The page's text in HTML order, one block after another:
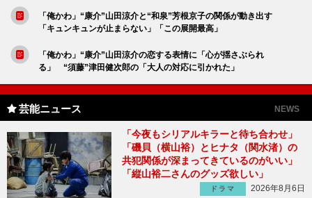
「俺かわ」“康介”山田涼介と“和泉”芳根京子の関係が動き出す
「キュンキュンが止まらない」「この展開最高」
「俺かわ」“康介”山田涼介の恋する表情に「心が揺さぶられ
る」 “須藤”津田健次郎の「大人の対応に引かれた」
芸能ニュース NEWS
「今夜もシリアルキラーと待ち合わせ」
「磯貝（横山裕）とヒナタ（関水渚）の
共犯関係が深まってきているのがいい」
「縦山裕二さんのグッズ欲しい」
ドラマ
2026年8月6日